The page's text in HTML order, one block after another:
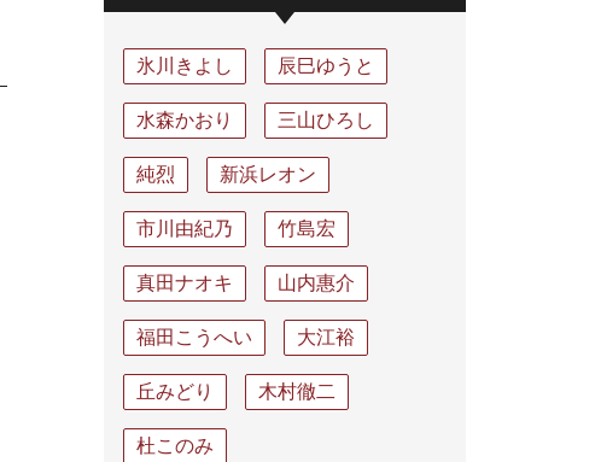
氷川きよし 辰巳ゆうと
水森かおり 三山ひろし
純烈 新浜レオン
市川由紀乃 竹島宏
真田ナオキ 山内惠介
福田こうへい 大江裕
丘みどり 木村徹二
杜このみ